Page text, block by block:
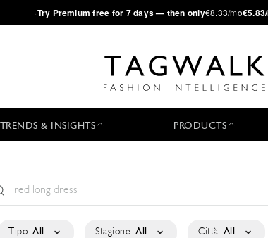
·Try Premium free for 7 days — then only€8.33/mo
TRENDS & INSIGHTS PRODUCTS
Tipo: All Stagione: All Città: All